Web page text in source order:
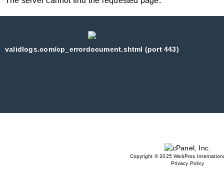
validlogs.com/cp_errordocument.shtml (port 443)
Copyright © 2025 WebPros
Privacy Policy